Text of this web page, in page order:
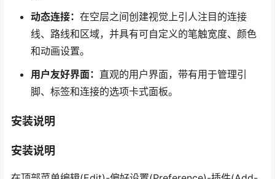
动态连接： 在空层之间创建视觉上引人注目的连接
线、路线和区域，并具有可自定义的笔触宽度、颜色
和动画设置。
用户友好界面： 直观的用户界面，带有用于管理引
脚、标签和连接的选项卡式面板。
安装说明
安装说明